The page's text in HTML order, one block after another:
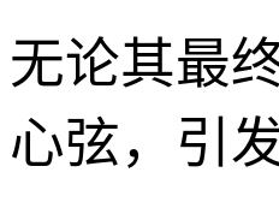
无论其最
心弦，引